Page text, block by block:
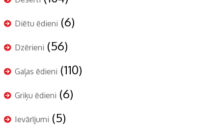
Diētu ēdieni (6)
Dzērieni (56)
Gaļas ēdieni (110)
Griķu ēdieni (6)
Ievārījumi (5)